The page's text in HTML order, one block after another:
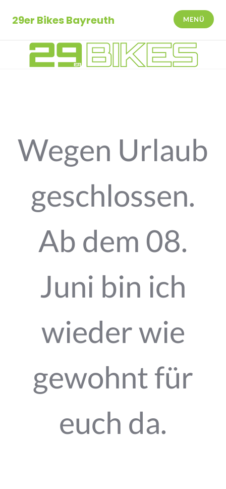
Inhalt29er Bikes Bayreuth MENÜ
Wegen Urlaub
geschlossen.
Ab dem 08.
Juni bin ich
wieder wie
gewohnt für
euch da.